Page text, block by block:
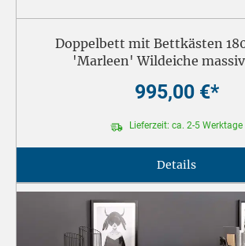
Doppelbett mit Bettkästen
'Marleen' Wildeiche
995,00 €*
Lieferzeit: ca. 2-5 Werktage
Details